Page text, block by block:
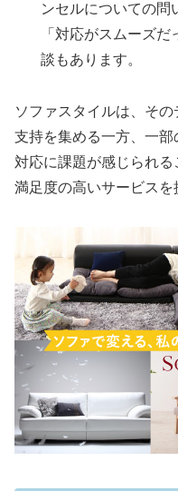
ンセルについての問
「対応がスムーズ
談もあります。
ソファスタイルは、そ
支持を集める一方、一
対応に課題が感じられ
満足度の高いサービスを